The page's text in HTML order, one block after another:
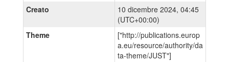
Creato
10 dicembre 2024, 04:45
(UTC+00:00)
Theme
["http://publications.europ
a.eu/resource/authority/da
ta-theme/JUST"]